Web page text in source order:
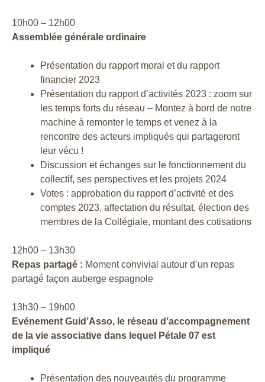
10h00 – 12h00
Assemblée générale ordinaire
Présentation du rapport moral et du rapport
financier 2023
Présentation du rapport d’activités 2023 : zoom sur
les temps forts du réseau – Montez à bord de notre
machine à remonter le temps et venez à la
rencontre des acteurs impliqués qui partageront
leur vécu !
Discussion et échanges sur le fonctionnement du
collectif, ses perspectives et les projets 2024
Votes : approbation du rapport d’activité et des
comptes 2023, affectation du résultat, élection des
membres de la Collégiale, montant des cotisations
12h00 – 13h30
Repas partagé : Moment convivial autour d’un repas
partagé façon auberge espagnole
13h30 – 19h00
Evénement Guid’Asso, le réseau d’accompagnement
de la vie associative dans lequel Pétale 07 est
impliqué
Présentation des nouveautés du programme